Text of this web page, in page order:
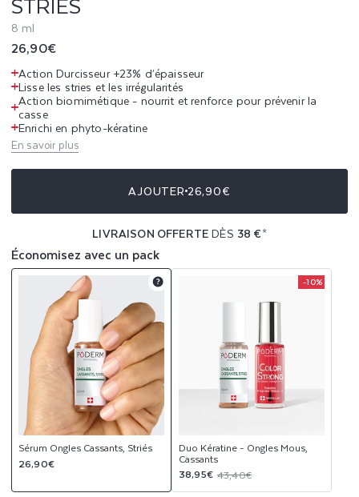
A
S
S
A
N
T
S
,
S
É
S
8 ml
Prix
habituel
26,90€
Action Durcisseur +23% d’épaisseur
Lisse les stries et les irrégularités
Action biomimétique - nourrit et renforce pour prévenir la
casse
Enrichi en phyto-kératine
En savoir plus
AJOUTER 26,90€
LIVRAISON OFFERTEDÈS 38 €*
Économisez avec un pack
Sérum Ongles Cassants, Striés
Prix
26,90€
Product
-10%
Duo Kératine - Ongles Mous,
Cassants
Prix
promotionnel
38,95€
Prix
habituel
43,40€
Product